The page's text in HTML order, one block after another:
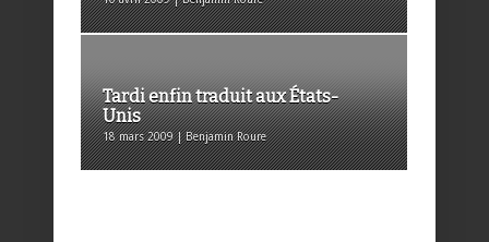
Tardi enfin traduit aux États-
Unis
18 mars 2009 | Benjamin Roure